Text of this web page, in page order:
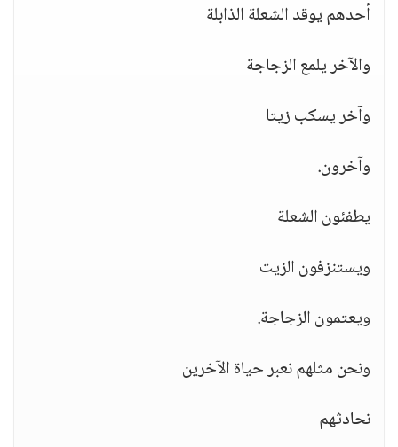
أحدهم يوقد الشعلة الذابلة
والآخر يلمع الزجاجة
وآخر يسكب زيتا
وآخرون.
يطفئون الشعلة
ويستنزفون الزيت
ويعتمون الزجاجة.
ونحن مثلهم نعبر حياة الآخرين
نحادثهم